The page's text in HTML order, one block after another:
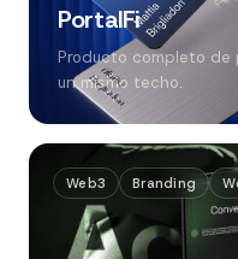
PortalFi
Producto completo de
un mismo techo.
Web3 Branding